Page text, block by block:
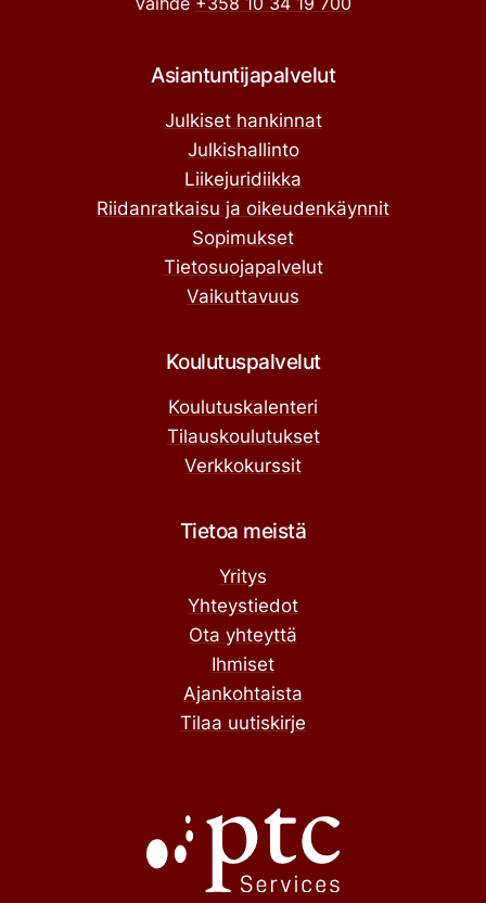
Asiantuntijapalvelut
Julkiset hankinnat
Julkishallinto
Liikejuridiikka
Riidanratkaisu ja oikeudenkäynnit
Sopimukset
Tietosuojapalvelut
Vaikuttavuus
Koulutuspalvelut
Koulutuskalenteri
Tilauskoulutukset
Verkkokurssit
Tietoa meistä
Yritys
Yhteystiedot
Ota yhteyttä
Ihmiset
Ajankohtaista
Tilaa uutiskirje